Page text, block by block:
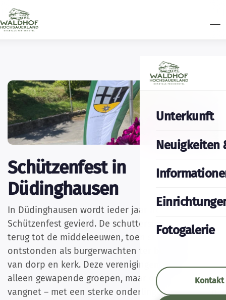
Unterkunft
Neuigkeiten
Fotogalerie
Kontakt
Schützenfest in
Düdinghausen
In Düdinghausen wordt ieder jaar het
Schützenfest gevierd. De schuttersfeesten gaan
terug tot de middeleeuwen, toen schutterijen
ontstonden als burgerwachten ter bescherming
van dorp en kerk. Deze verenigingen waren niet
alleen gewapende groepen, maar ook een sociaal
vangnet – met een sterke onderlinge band en een